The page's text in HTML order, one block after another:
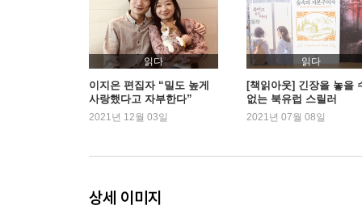
무례하지 않게 온기를 전하는 법
담백하게 위로하는 마음
서로에게 기꺼이 기대면 안 될까
제3장. 익숙한 비극 사이에서 건져 올린, 인간이라
나한테 왜 이런 일이 생겼을까
다시 배워나가는 일상
읽다
이지은 편집자 “밀도 높게
사랑했다고 자부한다”
2021년 12월 03일
읽다
[책읽아웃] 긴장을 놓을
없는 북유럽 스릴러
2021년 07월 08일
상세 이미지